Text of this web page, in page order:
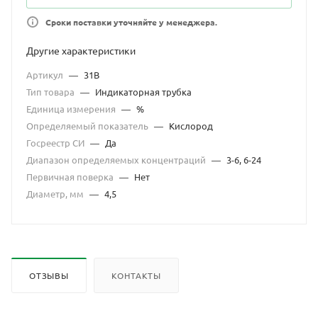
Сроки поставки уточняйте у менеджера.
Другие характеристики
Артикул — 31В
Тип товара — Индикаторная трубка
Единица измерения — %
Определяемый показатель — Кислород
Госреестр СИ — Да
Диапазон определяемых концентраций — 3-6, 6-24
Первичная поверка — Нет
Диаметр, мм — 4,5
ОТЗЫВЫ КОНТАКТЫ